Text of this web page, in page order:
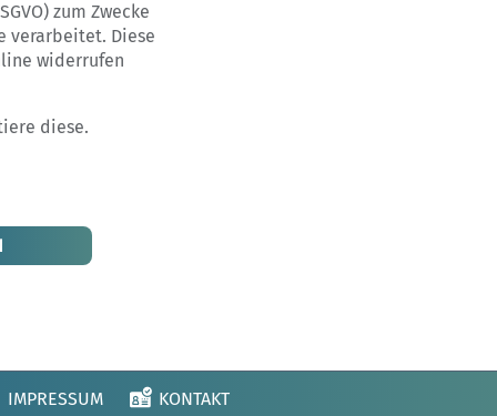
zum Zwecke
verarbeitet. Diese
widerrufen
diese.
IMPRESSUM KONTAKT